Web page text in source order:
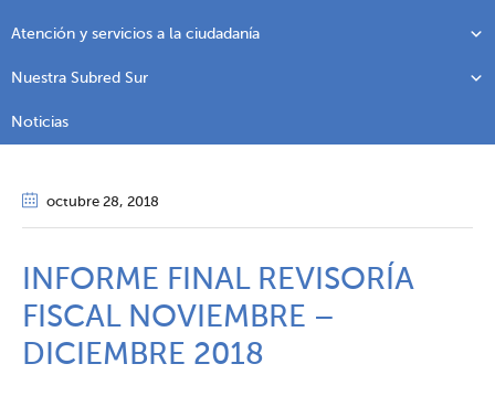
Atención y servicios a la ciudadanía
Nuestra Subred Sur
Noticias
octubre 28, 2018
INFORME FINAL REVISORÍA
FISCAL NOVIEMBRE –
DICIEMBRE 2018